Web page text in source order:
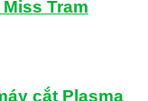
Tram
cắt Plasma